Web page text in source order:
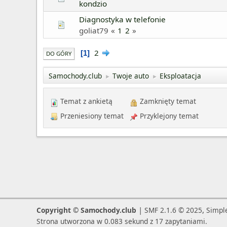
kondzio
Diagnostyka w telefonie
goliat79
1 2
DO GÓRY 1 2
Samochody.club ► Twoje auto ► Eksploatacja
Temat z ankietą
Przeniesiony temat
Zamknięty temat
Przyklejony temat
Copyright © Samochody.club | SMF 2.1.6 © 2025,
Strona utworzona w 0.083 sekund z 17 zapytaniami.